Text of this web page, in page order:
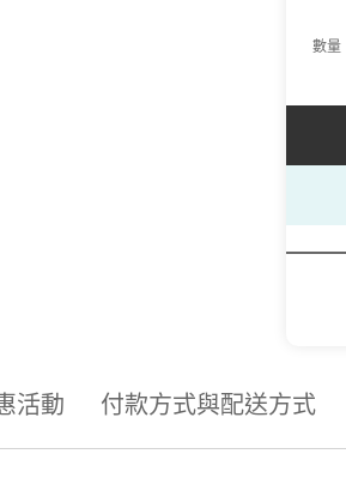
數量
活動 付款方式與配送方式